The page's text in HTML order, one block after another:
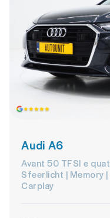
Audi A6
Avant 50 TFSI e
Sfeerlicht | Memory
Carplay